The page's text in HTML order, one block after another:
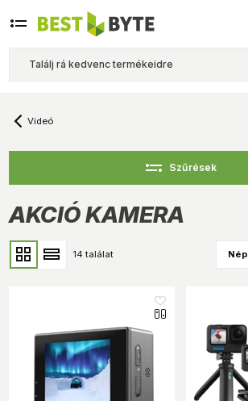
Videó
AKCIÓ KAMERA
14 találat
Szűrések